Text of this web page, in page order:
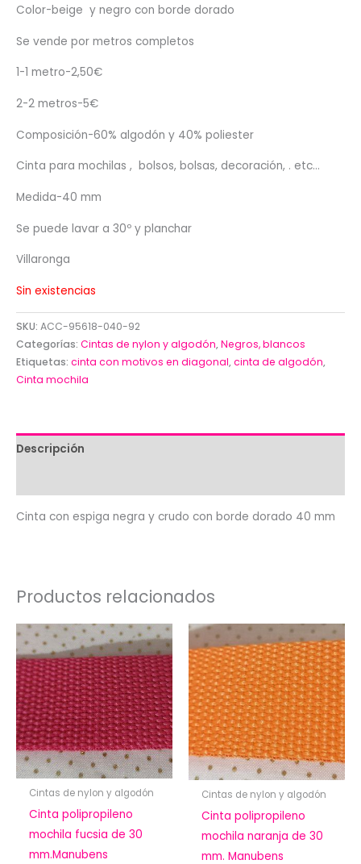
Color-beige y negro con borde dorado
Se vende por metros completos
1-1 metro-2,50€
2-2 metros-5€
Composición-60% algodón y 40% poliester
Cinta para mochilas , bolsos, bolsas, decoración, . etc…
Medida-40 mm
Se puede lavar a 30º y planchar
Villaronga
Sin existencias
SKU: ACC-95618-040-92
Categorías: Cintas de nylon y algodón,Negros, blancos
Etiquetas: cinta con motivos en diagonal,cinta de algodón,
Cinta mochila
Descripción
Cinta con espiga negra y crudo con borde dorado 40 mm
Productos relacionados
Cintas de nylon y algodón
Cinta polipropileno
mochila fucsia de 30
mm.Manubens
Cintas de nylon y algodón
Cinta polipropileno
mochila naranja de 30
mm. Manubens